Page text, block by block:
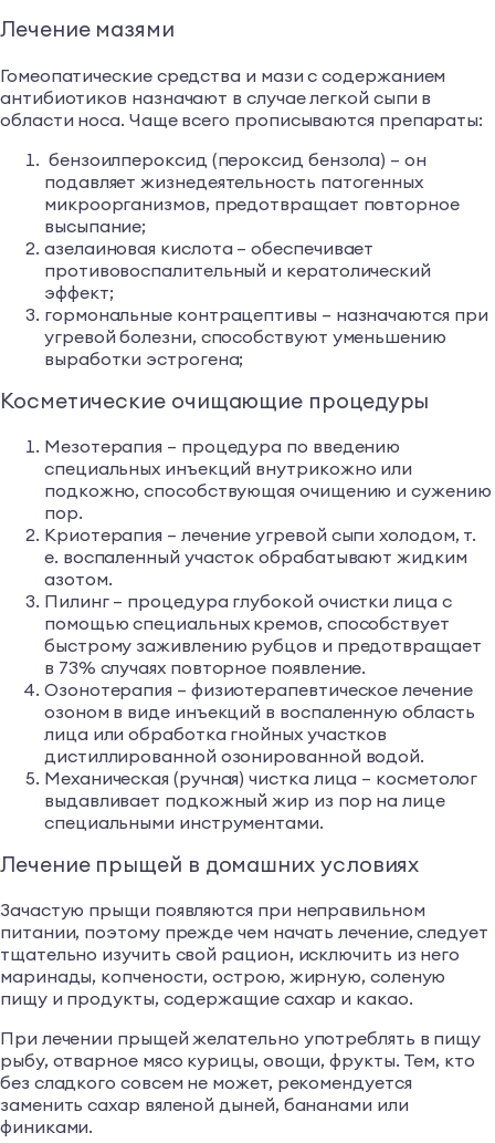
Лечение мазями
Гомеопатические средства и мази с содержанием
антибиотиков назначают в случае легкой сыпи в
области носа. Чаще всего прописываются препараты:
бензоилпероксид (пероксид бензола) – он
подавляет жизнедеятельность патогенных
микроорганизмов, предотвращает повторное
высыпание;
азелаиновая кислота – обеспечивает
противовоспалительный и кератолический
эффект;
гормональные контрацептивы – назначаются при
угревой болезни, способствуют уменьшению
выработки эстрогена;
Косметические очищающие процедуры
Мезотерапия – процедура по введению
специальных инъекций внутрикожно или
подкожно, способствующая очищению и сужению
пор.
Криотерапия – лечение угревой сыпи холодом, т.
е. воспаленный участок обрабатывают жидким
азотом.
Пилинг – процедура глубокой очистки лица с
помощью специальных кремов, способствует
быстрому заживлению рубцов и предотвращает
в 73% случаях повторное появление.
Озонотерапия – физиотерапевтическое лечение
озоном в виде инъекций в воспаленную область
лица или обработка гнойных участков
дистиллированной озонированной водой.
Механическая (ручная) чистка лица – косметолог
выдавливает подкожный жир из пор на лице
специальными инструментами.
Лечение прыщей в домашних условиях
Зачастую прыщи появляются при неправильном
питании, поэтому прежде чем начать лечение, следует
тщательно изучить свой рацион, исключить из него
маринады, копчености, острою, жирную, соленую
пищу и продукты, содержащие сахар и какао.
При лечении прыщей желательно употреблять в пищу
рыбу, отварное мясо курицы, овощи, фрукты. Тем, кто
без сладкого совсем не может, рекомендуется
заменить сахар вяленой дыней, бананами или
финиками.